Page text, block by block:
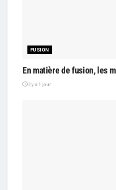
FUSION
En matière de fusion, les
il y a 1 jour